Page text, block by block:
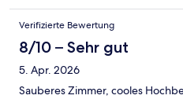
Verifizierte Bewertung
8/10 – Sehr gut
5. Apr. 2026
Sauberes Zimmer, cooles